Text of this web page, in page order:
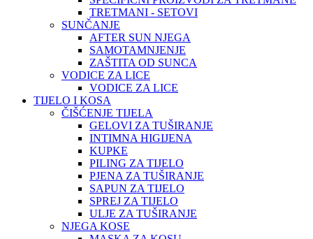
TRETMANI - SETOVI
SUNČANJE
AFTER SUN NJEGA
SAMOTAMNJENJE
ZAŠTITA OD SUNCA
VODICE ZA LICE
VODICE ZA LICE
TIJELO I KOSA
ČIŠĆENJE TIJELA
GELOVI ZA TUŠIRANJE
INTIMNA HIGIJENA
KUPKE
PILING ZA TIJELO
PJENA ZA TUŠIRANJE
SAPUN ZA TIJELO
SPREJ ZA TIJELO
ULJE ZA TUŠIRANJE
NJEGA KOSE